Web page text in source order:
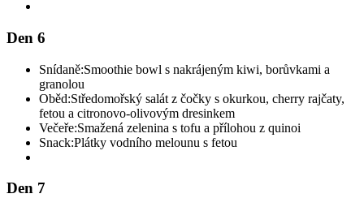
Den 6
Snídaně:Smoothie bowl s nakrájeným kiwi, borůvkami a
granolou
Oběd:Středomořský salát z čočky s okurkou, cherry rajčaty,
fetou a citronovo-olivovým dresinkem
Večeře:Smažená zelenina s tofu a přílohou z quinoi
Snack:Plátky vodního melounu s fetou
Den 7